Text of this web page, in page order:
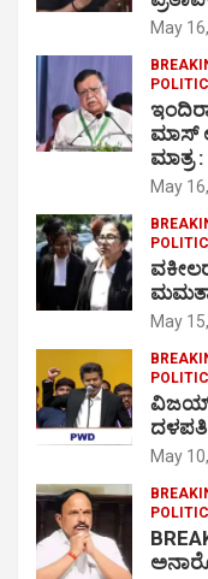
May
ಮಾಸ್
ಮಾತ್ರ
May
May
ವಿಜಯ್
ದಳಪತಿ
May